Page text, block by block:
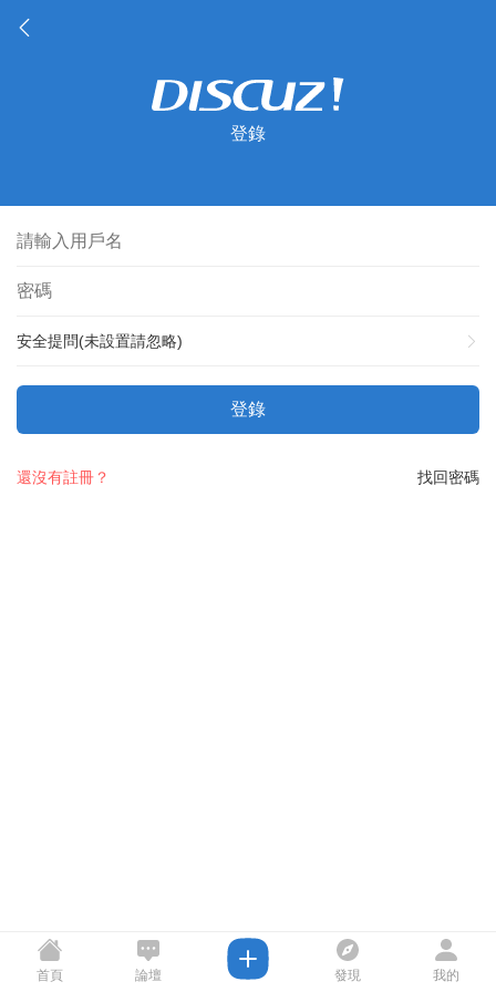
登錄
安全提問(未設置請忽略)
登錄
找回密碼
還沒有註冊？
首頁 論壇 發現 我的